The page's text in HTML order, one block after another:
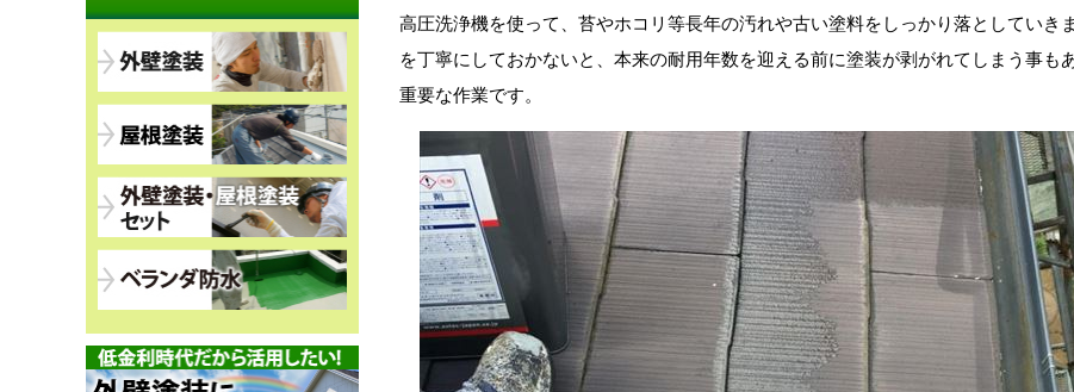
高圧洗浄機を使って、苔やホコリ等長年の汚れや古い塗料をしっかり落としていき
を丁寧にしておかないと、本来の耐用年数を迎える前に塗装が剥がれてしまう事も
重要な作業です。